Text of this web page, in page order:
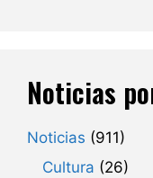
Noticias
Noticias (911)
Cultura (26)